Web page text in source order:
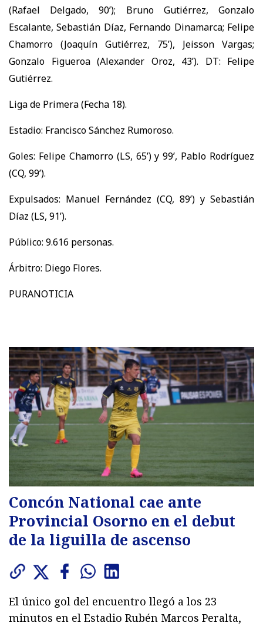
(Rafael Delgado, 90’); Bruno Gutiérrez, Gonzalo
Escalante, Sebastián Díaz, Fernando Dinamarca; Felipe
Chamorro (Joaquín Gutiérrez, 75’), Jeisson Vargas;
Gonzalo Figueroa (Alexander Oroz, 43’). DT: Felipe
Gutiérrez.
Liga de Primera (Fecha 18).
Estadio: Francisco Sánchez Rumoroso.
Goles: Felipe Chamorro (LS, 65’) y 99’, Pablo Rodríguez
(CQ, 99’).
Expulsados: Manuel Fernández (CQ, 89’) y Sebastián
Díaz (LS, 91’).
Público: 9.616 personas.
Árbitro: Diego Flores.
PURANOTICIA
Concón National cae ante
Provincial Osorno en el debut
de la liguilla de ascenso
El único gol del encuentro llegó a los 23
minutos en el Estadio Rubén Marcos Peralta,